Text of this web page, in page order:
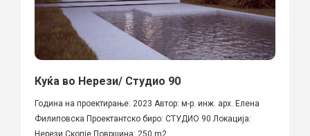
Куќа во Нерези/ Студио 90
Година на проектирање: 2023 Автор: м-р. инж. арх. Елена
Филиповска Проектантско биро: СТУДИО 90 Локација:
Нерези,Скопје Површина: 250 m2 ...